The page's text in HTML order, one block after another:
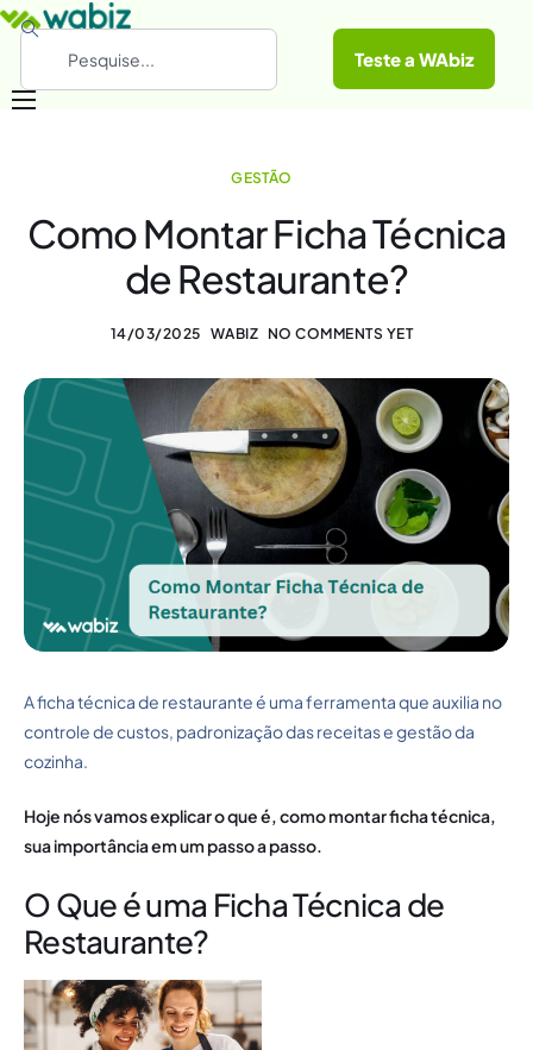
Materiais Gratuitos
Teste a WAbiz
GESTÃO
Como Montar Ficha Técnica
de Restaurante?
14/03/2025 WABIZ NO COMMENTS YET
A ficha técnica de restaurante é uma ferramenta que auxilia no
controle de custos, padronização das receitas e gestão da
cozinha.
Hoje nós vamos explicar o que é, como montar ficha técnica,
sua importância em um passo a passo.
O Que é uma Ficha Técnica de
Restaurante?